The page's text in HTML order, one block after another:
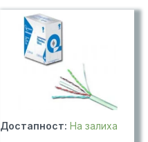
Достапност: На залиха